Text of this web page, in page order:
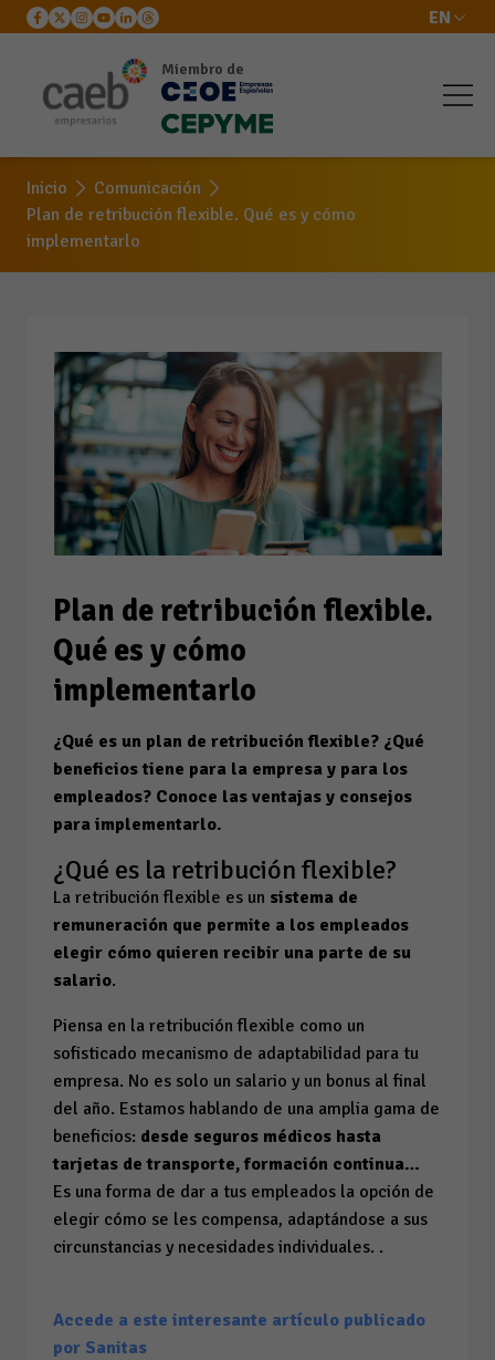
EN
Miembro de
Inicio
Comunicación
Plan de retribución flexible. Qué es y cómo
implementarlo
Plan de retribución flexible.
Qué es y cómo
implementarlo
¿Qué es un plan de retribución flexible? ¿Qué
beneficios tiene para la empresa y para los
empleados? Conoce las ventajas y consejos
para implementarlo.
¿Qué es la retribución flexible?
La retribución flexible es un sistema de
remuneración que permite a los empleados
elegir cómo quieren recibir una parte de su
salario.
Piensa en la retribución flexible como un
sofisticado mecanismo de adaptabilidad para tu
empresa. No es solo un salario y un bonus al final
del año. Estamos hablando de una amplia gama de
beneficios: desde seguros médicos hasta
tarjetas de transporte, formación continua…
Es una forma de dar a tus empleados la opción de
elegir cómo se les compensa, adaptándose a sus
circunstancias y necesidades individuales. .
Accede a este interesante artículo publicado
por Sanitas